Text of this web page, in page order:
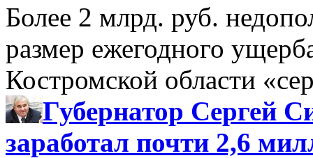
Более 2 млрд. руб.
размер ежегодного
Костромской области
Губернатор Сергей
заработал почти 2,6